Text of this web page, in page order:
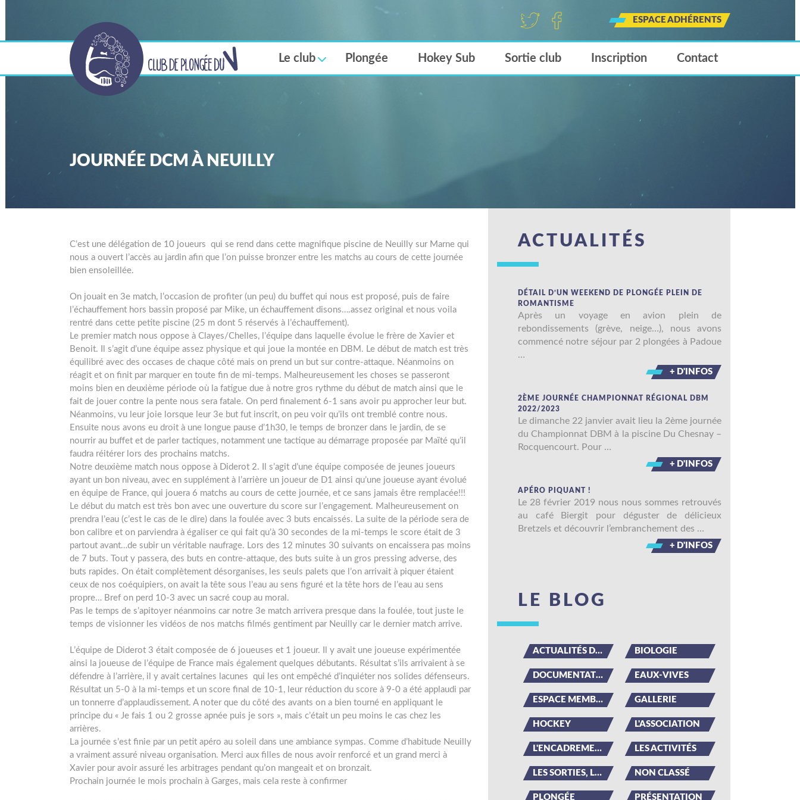
ESPACE ADHÉRENTS
Le club Plongée Hokey Sub Sortie club Inscription Contact
JOURNÉE DCM À NEUILLY
C’est une délégation de 10 joueurs qui se rend dans cette magnifique piscine de Neuilly sur Marne qui
nous a ouvert l’accès au jardin afin que l’on puisse bronzer entre les matchs au cours de cette journée
bien ensoleillée.
On jouait en 3e match, l’occasion de profiter (un peu) du buffet qui nous est proposé, puis de faire
l’échauffement hors bassin proposé par Mike, un échauffement disons….assez original et nous voila
rentré dans cette petite piscine (25 m dont 5 réservés à l’échauffement).
Le premier match nous oppose à Clayes/Chelles, l’équipe dans laquelle évolue le frère de Xavier et
Benoit. Il s’agit d’une équipe assez physique et qui joue la montée en DBM. Le début de match est très
équilibré avec des occases de chaque côté mais on prend un but sur contre-attaque. Néanmoins on
réagit et on finit par marquer en toute fin de mi-temps. Malheureusement les choses se passeront
moins bien en deuxième période où la fatigue due à notre gros rythme du début de match ainsi que le
fait de jouer contre la pente nous sera fatale. On perd finalement 6-1 sans avoir pu approcher leur but.
Néanmoins, vu leur joie lorsque leur 3e but fut inscrit, on peu voir qu’ils ont tremblé contre nous.
Ensuite nous avons eu droit à une longue pause d’1h30, le temps de bronzer dans le jardin, de se
nourrir au buffet et de parler tactiques, notamment une tactique au démarrage proposée par Maïté qu’il
faudra réitérer lors des prochains matchs.
Notre deuxième match nous oppose à Diderot 2. Il s’agit d’une équipe composée de jeunes joueurs
ayant un bon niveau, avec en supplément à l’arrière un joueur de D1 ainsi qu’une joueuse ayant évolué
en équipe de France, qui jouera 6 matchs au cours de cette journée, et ce sans jamais être remplacée!!!
Le début du match est très bon avec une ouverture du score sur l’engagement. Malheureusement on
prendra l’eau (c’est le cas de le dire) dans la foulée avec 3 buts encaissés. La suite de la période sera de
bon calibre et on parviendra à égaliser ce qui fait qu’à 30 secondes de la mi-temps le score était de 3
partout avant…de subir un véritable naufrage. Lors des 12 minutes 30 suivants on encaissera pas moins
de 7 buts. Tout y passera, des buts en contre-attaque, des buts suite à un gros pressing adverse, des
buts rapides. On était complètement désorganises, les seuls palets que l’on arrivait à piquer étaient
ceux de nos coéquipiers, on avait la tête sous l’eau au sens figuré et la tête hors de l’eau au sens
propre… Bref on perd 10-3 avec un sacré coup au moral.
Pas le temps de s’apitoyer néanmoins car notre 3e match arrivera presque dans la foulée, tout juste le
temps de visionner les vidéos de nos matchs filmés gentiment par Neuilly car le dernier match arrive.
L’équipe de Diderot 3 était composée de 6 joueuses et 1 joueur. Il y avait une joueuse expérimentée
ainsi la joueuse de l’équipe de France mais également quelques débutants. Résultat s’ils arrivaient à se
défendre à l’arrière, il y avait certaines lacunes qui les ont empêché d’inquiéter nos solides défenseurs.
Résultat un 5-0 à la mi-temps et un score final de 10-1, leur réduction du score à 9-0 a été applaudi par
un tonnerre d’applaudissement. A noter que du côté des avants on a bien tourné en appliquant le
principe du « Je fais 1 ou 2 grosse apnée puis je sors », mais c’était un peu moins le cas chez les
arrières.
La journée s’est finie par un petit apéro au soleil dans une ambiance sympas. Comme d’habitude Neuilly
a vraiment assuré niveau organisation. Merci aux filles de nous avoir renforcé et un grand merci à
Xavier pour avoir assuré les arbitrages pendant qu’on mangeait et on bronzait.
Prochain journée le mois prochain à Garges, mais cela reste à confirmer
ACTUALITÉS
DÉTAIL D’UN WEEKEND DE PLONGÉE PLEIN DE
ROMANTISME
Après un voyage en avion plein de
rebondissements (grève, neige…), nous avons
commencé notre séjour par 2 plongées à Padoue
…
+ D'INFOS
2ÈME JOURNÉE CHAMPIONNAT RÉGIONAL DBM
2022/2023
Le dimanche 22 janvier avait lieu la 2ème journée
du Championnat DBM à la piscine Du Chesnay –
Rocquencourt. Pour …
+ D'INFOS
APÉRO PIQUANT !
Le 28 février 2019 nous nous sommes retrouvés
au café Biergit pour déguster de délicieux
Bretzels et découvrir l’embranchement des …
+ D'INFOS
LE BLOG
ACTUALITÉS DU CLUB BIOLOGIE
DOCUMENTATION EAUX-VIVES
ESPACE MEMBRE GALLERIE
HOCKEY L'ASSOCIATION
L'ENCADREMENT LES ACTIVITÉS
LES SORTIES, LES ÉVÉNEMENTS NON CLASSÉ
PLONGÉE PRÉSENTATION